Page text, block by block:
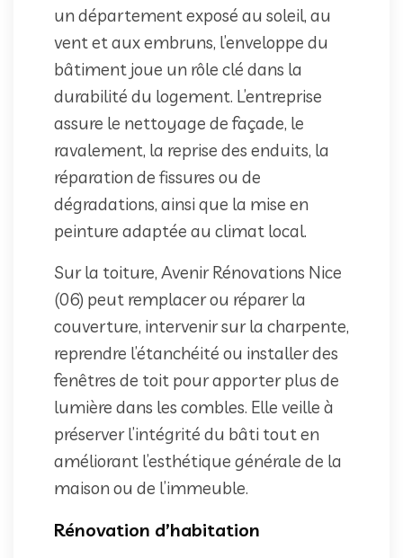
un département exposé au soleil, au
vent et aux embruns, l’enveloppe du
bâtiment joue un rôle clé dans la
durabilité du logement. L’entreprise
assure le nettoyage de façade, le
ravalement, la reprise des enduits, la
réparation de fissures ou de
dégradations, ainsi que la mise en
peinture adaptée au climat local.
Sur la toiture, Avenir Rénovations Nice
(06) peut remplacer ou réparer la
couverture, intervenir sur la charpente,
reprendre l’étanchéité ou installer des
fenêtres de toit pour apporter plus de
lumière dans les combles. Elle veille à
préserver l’intégrité du bâti tout en
améliorant l’esthétique générale de la
maison ou de l’immeuble.
Rénovation d’habitation